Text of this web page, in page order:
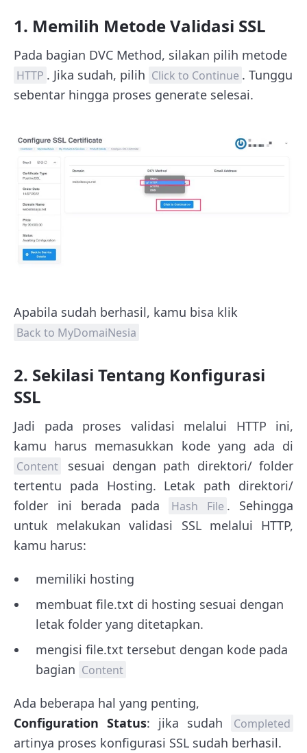
1. Memilih Metode Validasi SSL
Pada bagian DVC Method, silakan pilih metode
HTTP . Jika sudah, pilih Click to Continue . Tunggu
sebentar hingga proses generate selesai.
Apabila sudah berhasil, kamu bisa klik
Back to MyDomaiNesia
2. Sekilasi Tentang Konfigurasi
SSL
Jadi pada proses validasi melalui HTTP ini,
kamu harus memasukkan kode yang ada di
Content
sesuai dengan path direktori/ folder
tertentu pada Hosting. Letak path direktori/
folder ini berada pada
Hash File . Sehingga
untuk melakukan validasi SSL melalui HTTP,
kamu harus:
memiliki hosting
membuat file.txt di hosting sesuai dengan
letak folder yang ditetapkan.
mengisi file.txt tersebut dengan kode pada
bagian Content
Ada beberapa hal yang penting,
Configuration Status: jika sudah Completed
artinya proses konfigurasi SSL sudah berhasil.